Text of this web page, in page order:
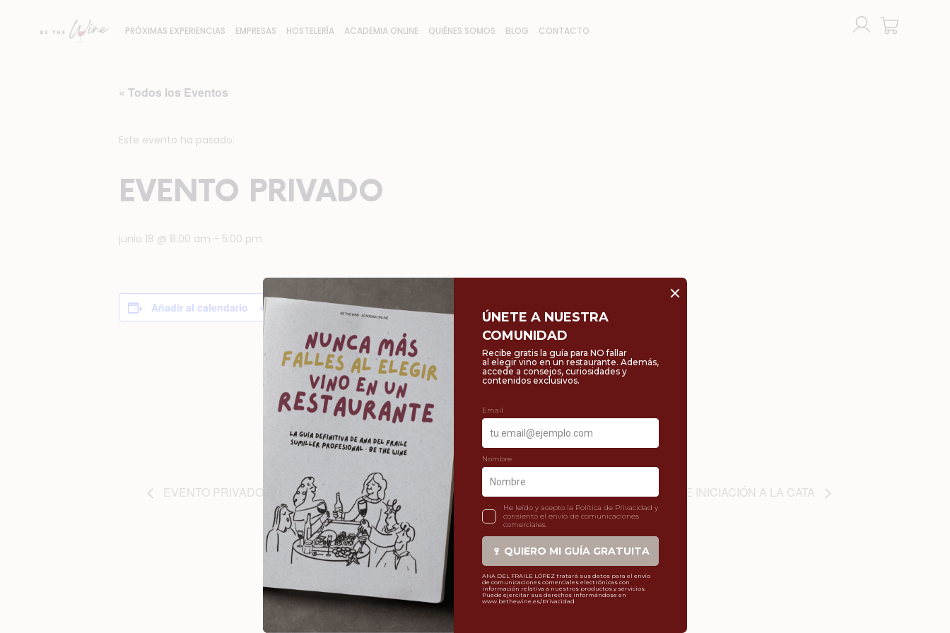
PRÓXIMAS EXPERIENCIAS EMPRESAS HOSTELERÍA ACADEMIA ONLINE QUIÉNES SOMOS BLOG CONTACTO
« Todos los Eventos
Este evento ha pasado.
EVENTO PRIVADO
junio 18 @ 8:00 am - 5:00 pm
Añadir al calendario
junio 18
Hora:
8:00 am - 5:00 pm
Categoría de Evento:
Catas
EVENTO PRIVADO TALLER SENSORIAL DE INICIACIÓN A LA CATA
HOLA@BETHEWINE.ES
623 962 561